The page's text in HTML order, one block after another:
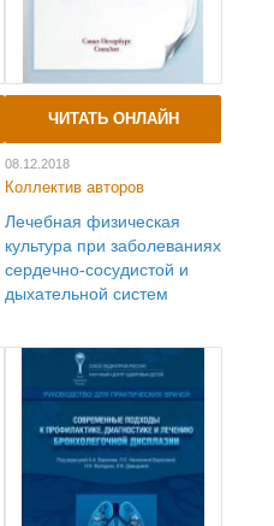
ЧИТАТЬ ОНЛАЙН
08.12.2018
Коллектив авторов
Лечебная физическая
культура при заболеваниях
сердечно-сосудистой и
дыхательной систем